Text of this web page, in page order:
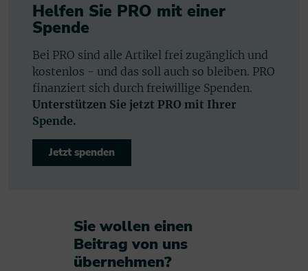
Helfen Sie PRO mit einer
Spende
Bei PRO sind alle Artikel frei zugänglich und
kostenlos - und das soll auch so bleiben. PRO
finanziert sich durch freiwillige Spenden.
Unterstützen Sie jetzt PRO mit Ihrer
Spende.
Jetzt spenden
Sie wollen einen
Beitrag von uns
übernehmen?​